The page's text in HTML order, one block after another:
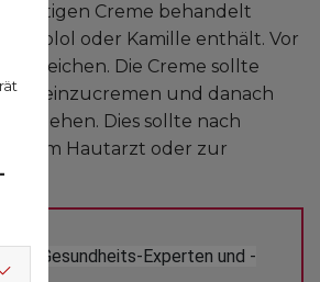
Creme behandelt
oder Kamille enthält. Vor
Die Creme sollte
gut einzucremen und danach
Dies sollte nach
einem Hautarzt oder zur
Gesundheits-Experten und -